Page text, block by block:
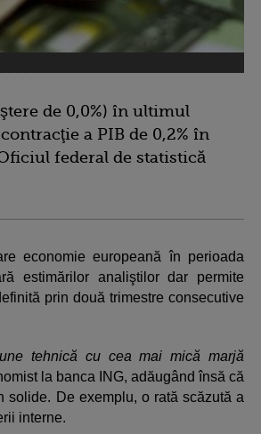
de 0,0%) în ultimul
a PIB de 0,2% în
federal de statistică
economie europeană în perioada
estimărilor analiştilor dar permite
prin două trimestre consecutive
tehnică cu cea mai mică marjă
la banca ING, adăugând însă că
solide. De exemplu, o rată scăzută a
interne.